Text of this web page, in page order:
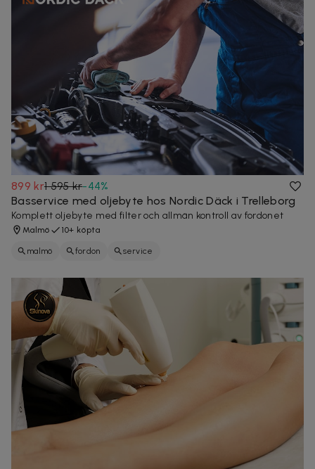
899 kr1 595 kr-44%
Basservice med oljebyte hos Nordic Däck i Trelleborg
Komplett oljebyte med filter och allmän kontroll av fordonet
Malmö 10+ köpta
malmö fordon service